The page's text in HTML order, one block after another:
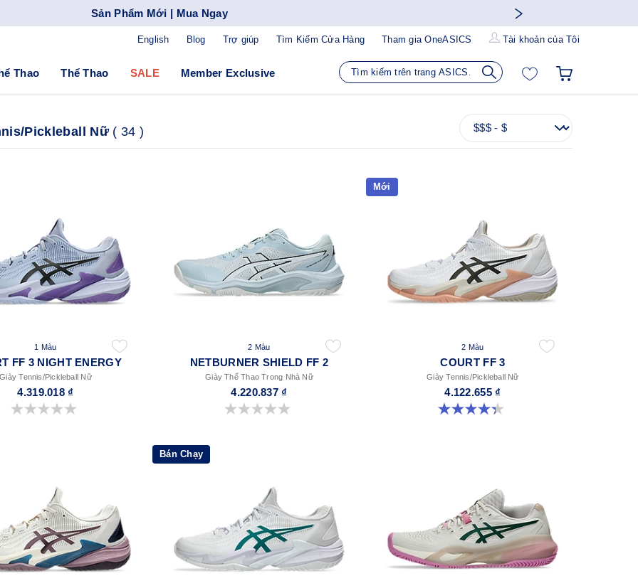
Sản Phẩm Mới | Mua Ngay
Blog Trợ giúp Tìm Kiếm Cửa Hàng Tham gia OneASICS Tài khoản của Tôi
English
Thao Thể Thao SALE Member Exclusive
Pickleball Nữ ( 34)
1 Màu
FF 3 NIGHT ENERGY
Giày Tennis/Pickleball Nữ
4.319.018 ₫
0.0 trong số 5 sao.
2 Màu
NETBURNER SHIELD FF 2
Giày Thể Thao Trong Nhà Nữ
4.220.837 ₫
0.0 trong số 5 sao.
Mới
2 Màu
COURT FF 3
Giày Tennis/Pickleball Nữ
4.122.655 ₫
4.3 trong số 5 sao. 55 đánh giá
Bán Chạy